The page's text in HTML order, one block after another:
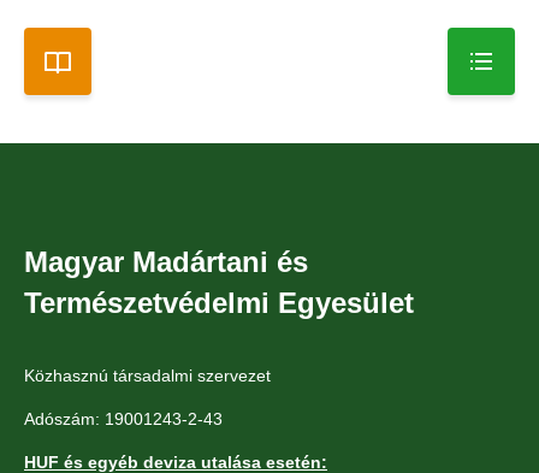
Magyar Madártani és
Természetvédelmi Egyesület
Közhasznú társadalmi szervezet
Adószám: 19001243-2-43
HUF és egyéb deviza utalása esetén: